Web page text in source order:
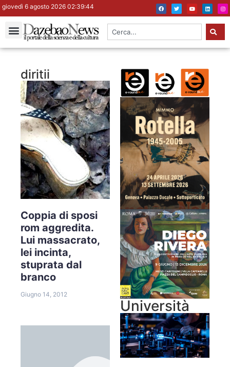
giovedì 6 agosto 2026 02:39:45
diritii
Coppia di sposi
rom aggredita.
Lui massacrato,
lei incinta,
stuprata dal
branco
Giugno 14, 2012
Università